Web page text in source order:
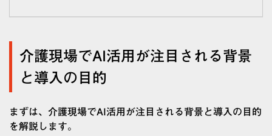
介護現場でAI活用が注目される背景
と導入の目的
まずは、介護現場でAI活用が注目される背景と導入の目的
を解説します。